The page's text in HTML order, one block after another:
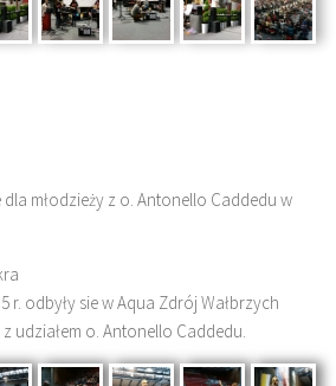
dla młodzieży z o. Antonello Caddedu w
r. odbyły sie w Aqua Zdrój Wałbrzych
udziałem o. Antonello Caddedu.